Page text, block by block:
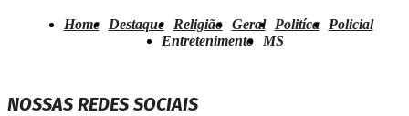
Home Destaque Religião Geral Politíca
Policial
Entretenimento
MS
NOSSAS REDES SOCIAIS